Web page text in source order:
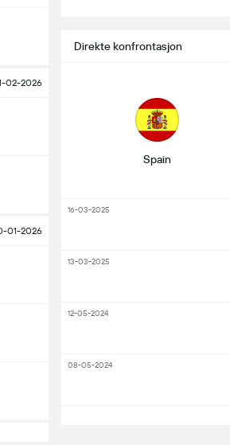
02-2026
01-2026
Direkte konfrontasjon
Spain
16-03-2025
13-03-2025
12-05-2024
08-05-2024